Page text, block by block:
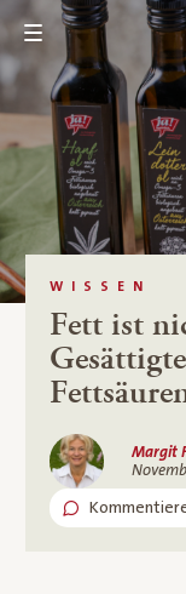
WISSEN
Fett ist
Margit